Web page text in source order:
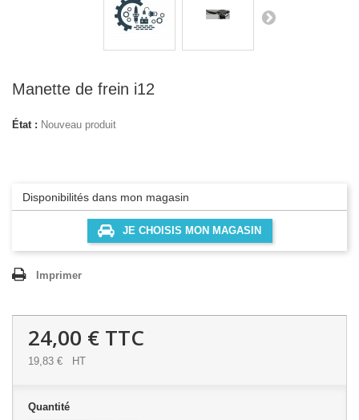
Manette de frein i12
État : Nouveau produit
Disponibilités dans mon magasin
JE CHOISIS MON MAGASIN
Imprimer
24,00 € TTC
19,83 € HT
Quantité